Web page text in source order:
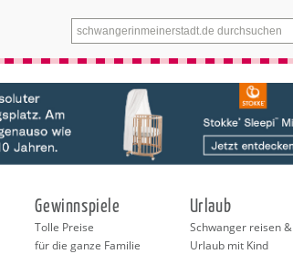
Menü
Gewinnspiele
Tolle Preise
für die ganze Familie
Urlaub
Schwanger reisen &
Urlaub mit Kind